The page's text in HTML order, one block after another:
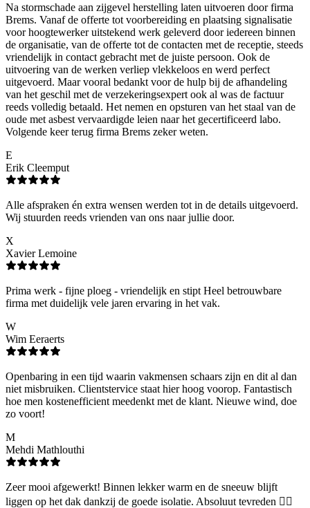
Na stormschade aan zijgevel herstelling laten uitvoeren door firma
Brems. Vanaf de offerte tot voorbereiding en plaatsing signalisatie
voor hoogtewerker uitstekend werk geleverd door iedereen binnen
de organisatie, van de offerte tot de contacten met de receptie, steeds
vriendelijk in contact gebracht met de juiste persoon. Ook de
uitvoering van de werken verliep vlekkeloos en werd perfect
uitgevoerd. Maar vooral bedankt voor de hulp bij de afhandeling
van het geschil met de verzekeringsexpert ook al was de factuur
reeds volledig betaald. Het nemen en opsturen van het staal van de
oude met asbest vervaardigde leien naar het gecertificeerd labo.
Volgende keer terug firma Brems zeker weten.
E
Erik Cleemput
Alle afspraken én extra wensen werden tot in de details uitgevoerd.
Wij stuurden reeds vrienden van ons naar jullie door.
X
Xavier Lemoine
Prima werk - fijne ploeg - vriendelijk en stipt Heel betrouwbare
firma met duidelijk vele jaren ervaring in het vak.
W
Wim Eeraerts
Openbaring in een tijd waarin vakmensen schaars zijn en dit al dan
niet misbruiken. Clientstervice staat hier hoog voorop. Fantastisch
hoe men kostenefficient meedenkt met de klant. Nieuwe wind, doe
zo voort!
M
Mehdi Mathlouthi
Zeer mooi afgewerkt! Binnen lekker warm en de sneeuw blijft
liggen op het dak dankzij de goede isolatie. Absoluut tevreden 👌🏻